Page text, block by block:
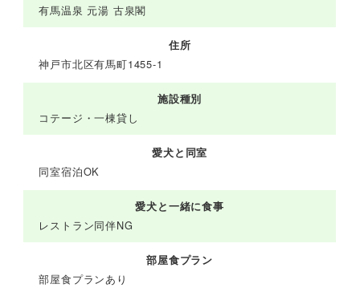
有馬温泉 元湯 古泉閣
住所
神戸市北区有馬町1455-1
施設種別
コテージ・一棟貸し
愛犬と同室
同室宿泊OK
愛犬と一緒に食事
レストラン同伴NG
部屋食プラン
部屋食プランあり